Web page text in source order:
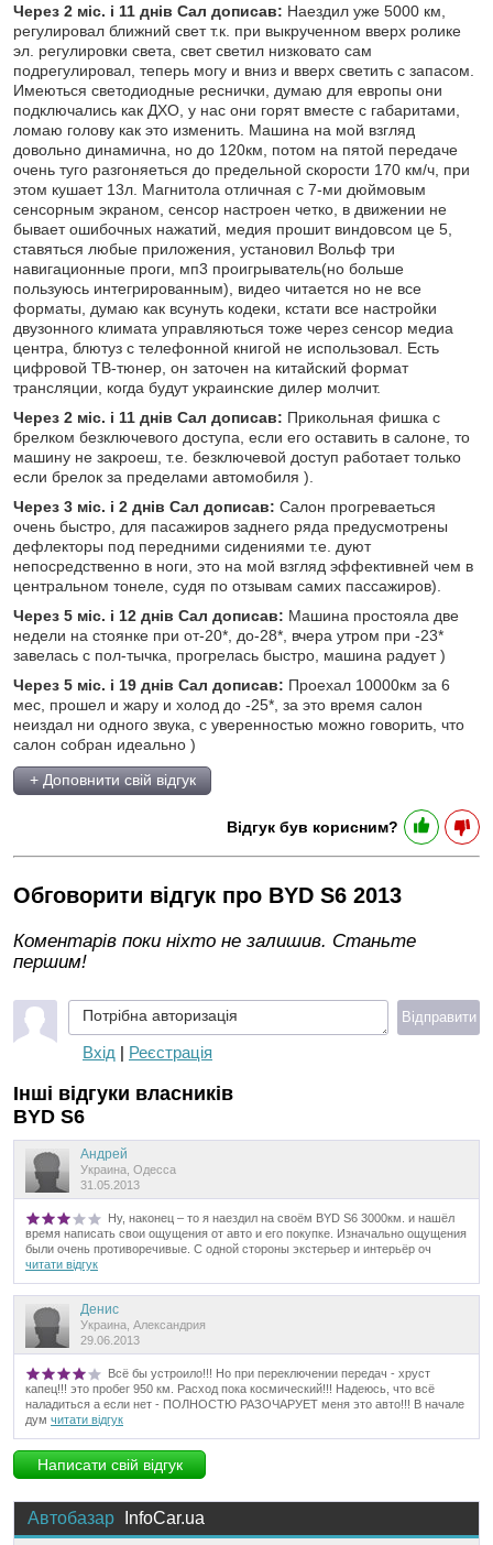
Через 2 міс. і 11 днів Сал дописав: Наездил уже 5000 км,
регулировал ближний свет т.к. при выкрученном вверх ролике
эл. регулировки света, свет светил низковато сам
подрегулировал, теперь могу и вниз и вверх светить с запасом.
Имеються светодиодные реснички, думаю для европы они
подключались как ДХО, у нас они горят вместе с габаритами,
ломаю голову как это изменить. Машина на мой взгляд
довольно динамична, но до 120км, потом на пятой передаче
очень туго разгоняеться до предельной скорости 170 км/ч, при
этом кушает 13л. Магнитола отличная с 7-ми дюймовым
сенсорным экраном, сенсор настроен четко, в движении не
бывает ошибочных нажатий, медия прошит виндовсом це 5,
ставяться любые приложения, установил Вольф три
навигационные проги, мп3 проигрыватель(но больше
пользуюсь интегрированным), видео читается но не все
форматы, думаю как всунуть кодеки, кстати все настройки
двузонного климата управляються тоже через сенсор медиа
центра, блютуз с телефонной книгой не использовал. Есть
цифровой ТВ-тюнер, он заточен на китайский формат
трансляции, когда будут украинские дилер молчит.
Через 2 міс. і 11 днів Сал дописав: Прикольная фишка с
брелком безключевого доступа, если его оставить в салоне, то
машину не закроеш, т.е. безключевой доступ работает только
если брелок за пределами автомобиля ).
Через 3 міс. і 2 днів Сал дописав: Салон прогреваеться
очень быстро, для пасажиров заднего ряда предусмотрены
дефлекторы под передними сидениями т.е. дуют
непосредственно в ноги, это на мой взгляд эффективней чем в
центральном тонеле, судя по отзывам самих пассажиров).
Через 5 міс. і 12 днів Сал дописав: Машина простояла две
недели на стоянке при от-20*, до-28*, вчера утром при -23*
завелась с пол-тычка, прогрелась быстро, машина радует )
Через 5 міс. і 19 днів Сал дописав: Проехал 10000км за 6
мес, прошел и жару и холод до -25*, за это время салон
неиздал ни одного звука, с уверенностью можно говорить, что
салон собран идеально )
+ Доповнити свій відгук
Відгук був корисним?
Обговорити відгук про BYD S6 2013
Коментарів поки ніхто не залишив. Станьте
першим!
Потрібна авторизація
Вхід | Реєстрація
Відправити
Інші відгуки власників
BYD S6
Андрей
Украина, Одесса
31.05.2013
Ну, наконец – то я наездил на своём BYD S6 3000км. и нашёл
время написать свои ощущения от авто и его покупке. Изначально ощущения
были очень противоречивые. С одной стороны экстерьер и интерьёр оч
читати відгук
Денис
Украина, Александрия
29.06.2013
Всё бы устроило!!! Но при переключении передач - хруст
капец!!! это пробег 950 км. Расход пока космический!!! Надеюсь, что всё
наладиться а если нет - ПОЛНОСТЮ РАЗОЧАРУЕТ меня это авто!!! В начале
дум читати відгук
Написати свій відгук
Автобазар InfoCar.ua